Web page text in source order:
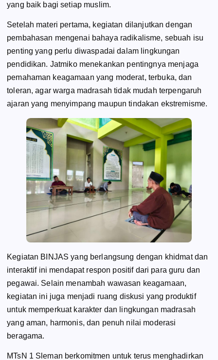
yang baik bagi setiap muslim.
Setelah materi pertama, kegiatan dilanjutkan dengan
pembahasan mengenai bahaya radikalisme, sebuah isu
penting yang perlu diwaspadai dalam lingkungan
pendidikan. Jatmiko menekankan pentingnya menjaga
pemahaman keagamaan yang moderat, terbuka, dan
toleran, agar warga madrasah tidak mudah terpengaruh
ajaran yang menyimpang maupun tindakan ekstremisme.
Kegiatan BINJAS yang berlangsung dengan khidmat dan
interaktif ini mendapat respon positif dari para guru dan
pegawai. Selain menambah wawasan keagamaan,
kegiatan ini juga menjadi ruang diskusi yang produktif
untuk memperkuat karakter dan lingkungan madrasah
yang aman, harmonis, dan penuh nilai moderasi
beragama.
MTsN 1 Sleman berkomitmen untuk terus menghadirkan